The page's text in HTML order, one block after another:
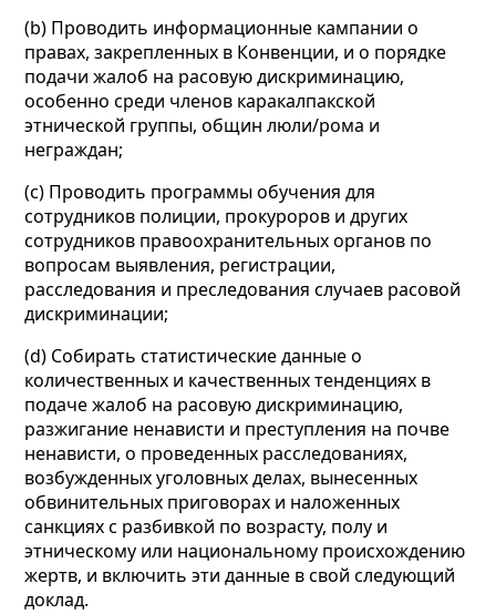
(b) Проводить информационные кампании о
правах, закрепленных в Конвенции, и о порядке
подачи жалоб на расовую дискриминацию,
особенно среди членов каракалпакской
этнической группы, общин люли/рома и
неграждан;
(c) Проводить программы обучения для
сотрудников полиции, прокуроров и других
сотрудников правоохранительных органов по
вопросам выявления, регистрации,
расследования и преследования случаев расовой
дискриминации;
(d) Собирать статистические данные о
количественных и качественных тенденциях в
подаче жалоб на расовую дискриминацию,
разжигание ненависти и преступления на почве
ненависти, о проведенных расследованиях,
возбужденных уголовных делах, вынесенных
обвинительных приговорах и наложенных
санкциях с разбивкой по возрасту, полу и
этническому или национальному происхождению
жертв, и включить эти данные в свой следующий
доклад.